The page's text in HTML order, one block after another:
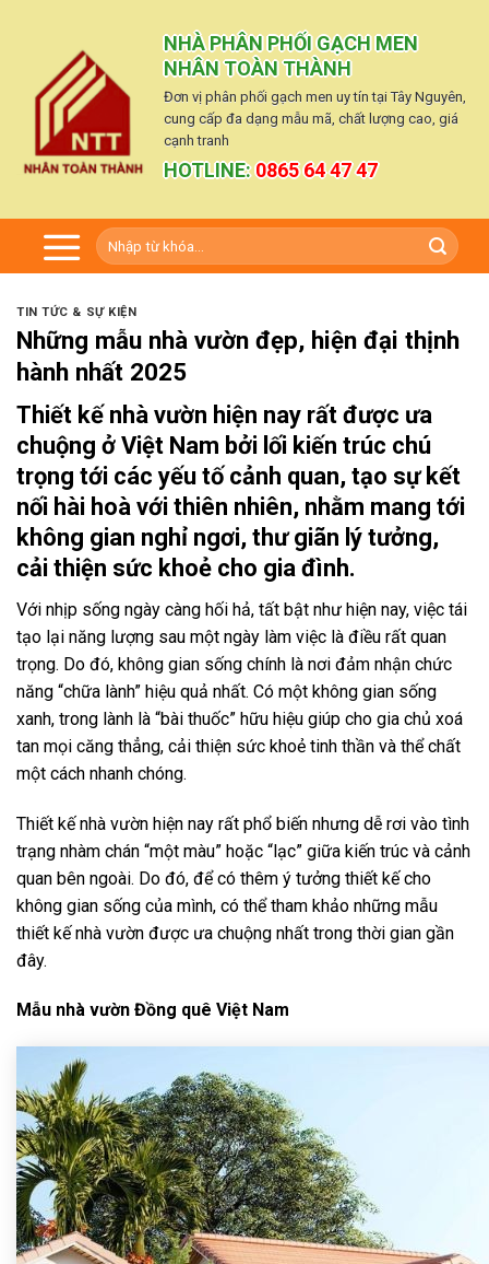
NHÀ PHÂN PHỐI GẠCH MEN
NHÂN TOÀN THÀNH
Đơn vị phân phối gạch men uy tín tại Tây Nguyên,
cung cấp đa dạng mẫu mã, chất lượng cao, giá
cạnh tranh
HOTLINE:0865 64 47 47
Tìm
kiếm:
TIN TỨC & SỰ KIỆN
Những mẫu nhà vườn đẹp, hiện đại thịnh
hành nhất 2025
Thiết kế nhà vườn hiện nay rất được ưa
chuộng ở Việt Nam bởi lối kiến trúc chú
trọng tới các yếu tố cảnh quan, tạo sự kết
nối hài hoà với thiên nhiên, nhằm mang tới
không gian nghỉ ngơi, thư giãn lý tưởng,
cải thiện sức khoẻ cho gia đình.
Với nhịp sống ngày càng hối hả, tất bật như hiện nay, việc tái
tạo lại năng lượng sau một ngày làm việc là điều rất quan
trọng. Do đó, không gian sống chính là nơi đảm nhận chức
năng “chữa lành” hiệu quả nhất. Có một không gian sống
xanh, trong lành là “bài thuốc” hữu hiệu giúp cho gia chủ xoá
tan mọi căng thẳng, cải thiện sức khoẻ tinh thần và thể chất
một cách nhanh chóng.
Thiết kế nhà vườn hiện nay rất phổ biến nhưng dễ rơi vào tình
trạng nhàm chán “một màu” hoặc “lạc” giữa kiến trúc và cảnh
quan bên ngoài. Do đó, để có thêm ý tưởng thiết kế cho
không gian sống của mình, có thể tham khảo những mẫu
thiết kế nhà vườn được ưa chuộng nhất trong thời gian gần
đây.
Mẫu nhà vườn Đồng quê Việt Nam